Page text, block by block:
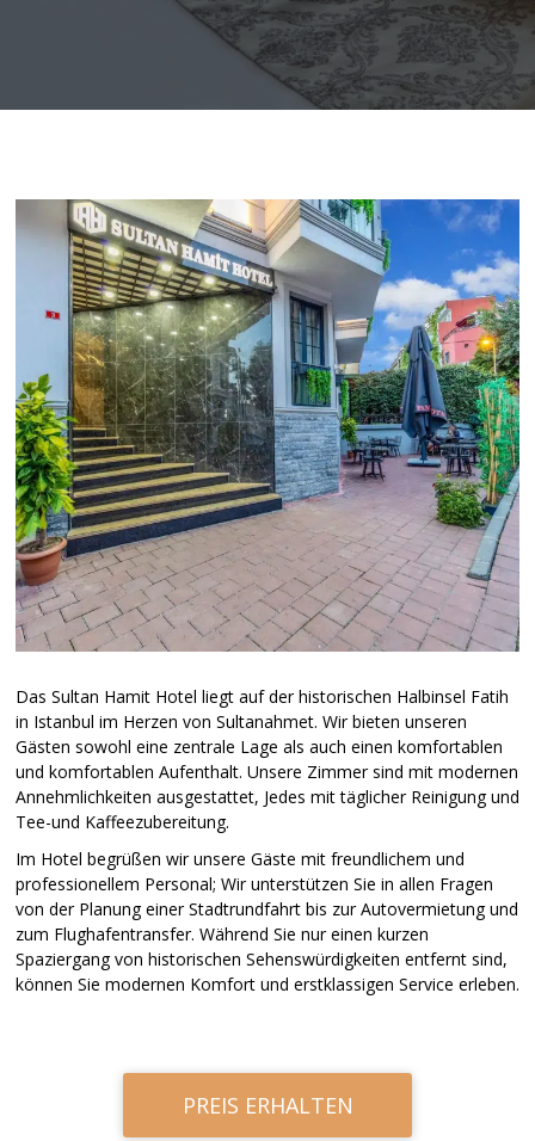
Das Sultan Hamit Hotel liegt auf der historischen Halbinsel Fatih
in Istanbul im Herzen von Sultanahmet. Wir bieten unseren
Gästen sowohl eine zentrale Lage als auch einen komfortablen
und komfortablen Aufenthalt. Unsere Zimmer sind mit modernen
Annehmlichkeiten ausgestattet, Jedes mit täglicher Reinigung und
Tee-und Kaffeezubereitung.
Im Hotel begrüßen wir unsere Gäste mit freundlichem und
professionellem Personal; Wir unterstützen Sie in allen Fragen
von der Planung einer Stadtrundfahrt bis zur Autovermietung und
zum Flughafentransfer. Während Sie nur einen kurzen
Spaziergang von historischen Sehenswürdigkeiten entfernt sind,
können Sie modernen Komfort und erstklassigen Service erleben.
PREIS ERHALTEN